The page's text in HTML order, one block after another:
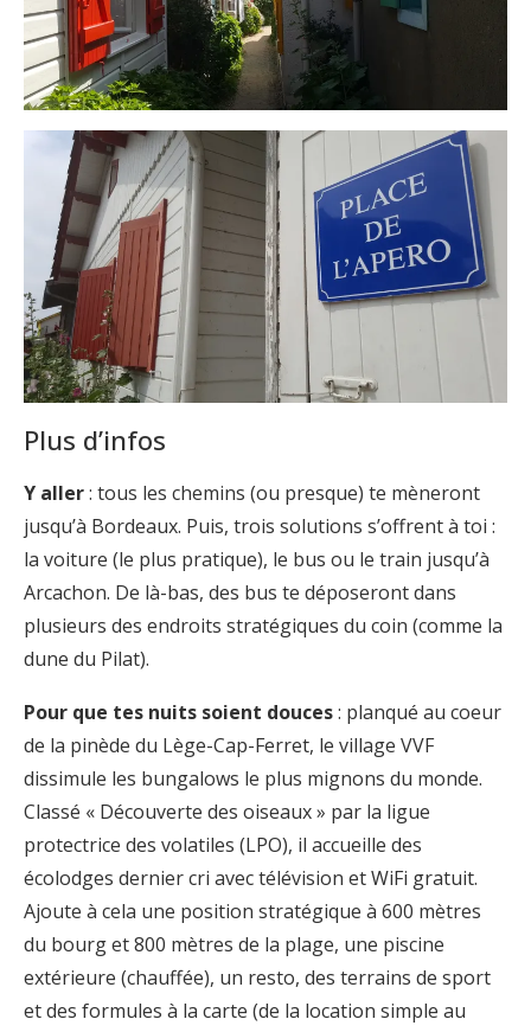
Plus d’infos
Y aller: tous les chemins (ou presque) te mèneront
jusqu’à Bordeaux. Puis, trois solutions s’offrent à toi :
la voiture (le plus pratique), le bus ou le train jusqu’à
Arcachon. De là-bas, des bus te déposeront dans
plusieurs des endroits stratégiques du coin (comme la
dune du Pilat).
Pour que tes nuits soient douces: planqué au coeur
de la pinède du Lège-Cap-Ferret, le village VVF
dissimule les bungalows le plus mignons du monde.
Classé « Découverte des oiseaux » par la ligue
protectrice des volatiles (LPO), il accueille des
écolodges dernier cri avec télévision et WiFi gratuit.
Ajoute à cela une position stratégique à 600 mètres
du bourg et 800 mètres de la plage, une piscine
extérieure (chauffée), un resto, des terrains de sport
et des formules à la carte (de la location simple au